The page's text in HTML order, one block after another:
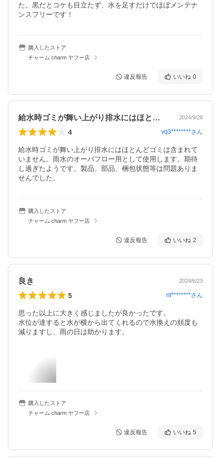
た。黒だとコケも目立たず、水を足すだけでほぼメンテナ
ンスフリーです！
購入したストア
チャーム charm ヤフー店
違反報告 いいね 0
給水時ゴミが舞い上がり排水にはほとんど… 2024/9/28
4 vq3********さん
給水時ゴミが舞い上がり排水にはほとんどゴミは含まれて
いません。雨水のオーバフロー用として使用します。期待
し過ぎたようです。製品、部品、梱包状態等は問題ありま
せんでした。
購入したストア
チャーム charm ヤフー店
違反報告 いいね 2
良き 2024/6/23
5 rit********さん
思った以上に大きく感じましたが良かったです。
水位が達すると水が横から出てくれるので水換えの頻度も
減りますし、雨の日は助かります。
購入したストア
チャーム charm ヤフー店
違反報告 いいね 5